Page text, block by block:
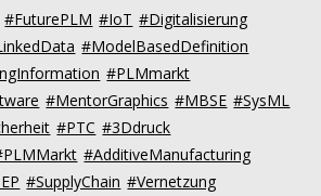
#FuturePLM #IoT #Digitalisierung
#ModelBasedDefinition
#PLMmarkt
#MentorGraphics #MBSE #SysML
#PTC #3Ddruck
#AdditiveManufacturing
#SupplyChain #Vernetzung